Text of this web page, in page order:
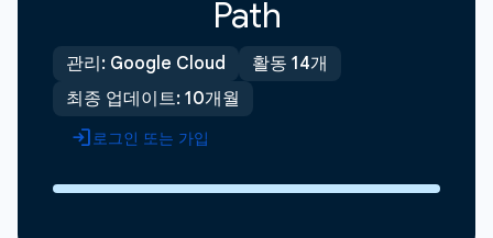
Path
관리: Google Cloud
활동 14개
최종 업데이트: 10개월
로그인 또는 가입